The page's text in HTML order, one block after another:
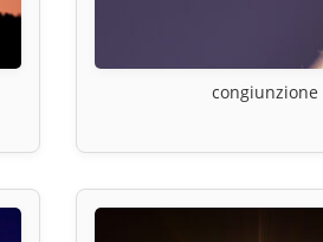
congiunzione